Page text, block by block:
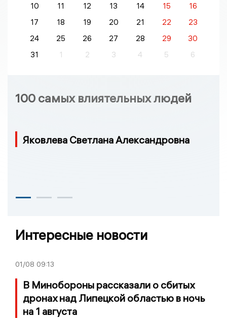
10
11 12 13 14 15
16
17
18 19 20 21 22
23
24
25 26 27 28 29
30
31
1 2 3 4 5 6
100 самых влиятельных людей
Яковлева Светлана Александровна
Интересные новости
01/08 09:13
В Минобороны рассказали о сбитых
дронах над Липецкой областью в ночь
на 1 августа